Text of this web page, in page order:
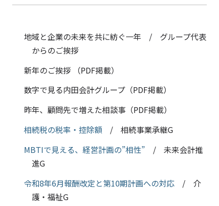
地域と企業の未来を共に紡ぐ一年 / グループ代表
からのご挨拶
新年のご挨拶 （PDF掲載）
数字で見る内田会計グループ（PDF掲載）
昨年、顧問先で増えた相談事（PDF掲載）
相続税の税率・控除額 / 相続事業承継G
MBTIで見える、経営計画の”相性” / 未来会計推
進G
令和8年6月報酬改定と第10期計画への対応 / 介
護・福祉G